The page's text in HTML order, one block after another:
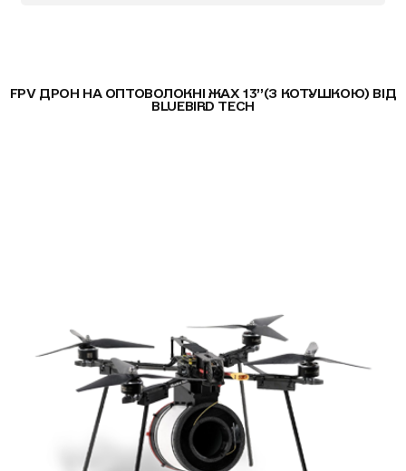
FPV ДРОН НА ОПТОВОЛОКНІ ЖАХ 13”(З КОТУШКОЮ) ВІД
BLUEBIRD TECH